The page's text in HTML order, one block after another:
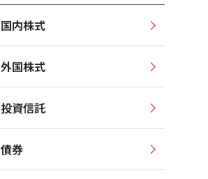
国内株式
外国株式
投資信託
債券